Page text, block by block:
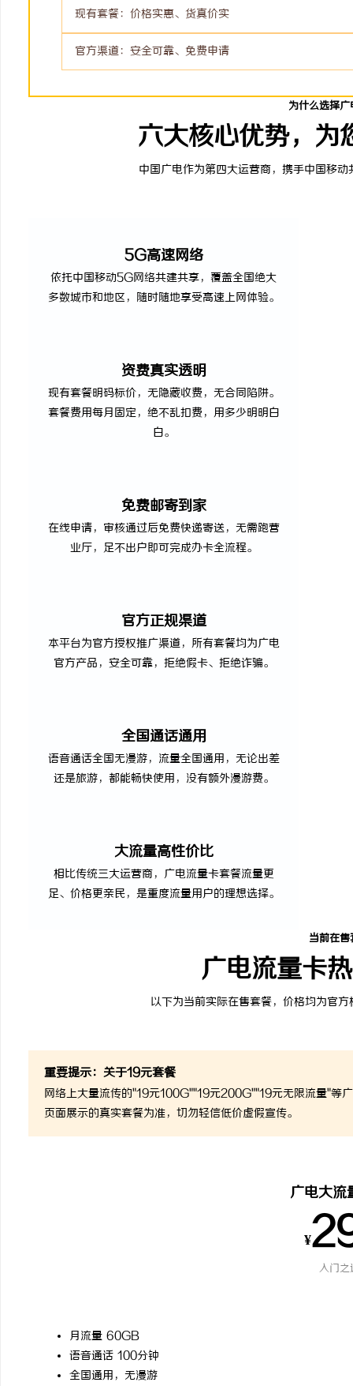
现有套餐：价格实惠、货真价实
官方渠道：安全可靠、免费申请
为什么选择广
六大核心优势，为
中国广电作为第四大运营商，携手中国移
5G高速网络
依托中国移动5G网络共建共享，覆盖全国绝大
多数城市和地区，随时随地享受高速上网体验。
资费真实透明
现有套餐明码标价，无隐藏收费，无合同陷阱。
套餐费用每月固定，绝不乱扣费，用多少明明白
白。
免费邮寄到家
在线申请，审核通过后免费快递寄送，无需跑营
业厅，足不出户即可完成办卡全流程。
官方正规渠道
本平台为官方授权推广渠道，所有套餐均为广电
官方产品，安全可靠，拒绝假卡、拒绝诈骗。
全国通话通用
语音通话全国无漫游，流量全国通用，无论出差
还是旅游，都能畅快使用，没有额外漫游费。
大流量高性价比
相比传统三大运营商，广电流量卡套餐流量更
足、价格更亲民，是重度流量用户的理想选择。
当前在售
广电流量卡
以下为当前实际在售套餐，价格均为官
重要提示：关于19元套餐
网络上大量流传的"19元100G""19元200G""19元无限流量"等
页面展示的真实套餐为准，切勿轻信低价虚假宣传。
广电大流
¥
入门之
月流量 60GB
语音通话 100分钟
全国通用，无漫游